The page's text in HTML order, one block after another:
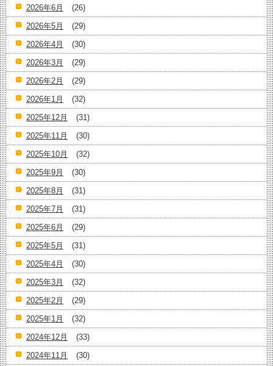
2026年6月
(26)
2026年5月
(29)
2026年4月
(30)
2026年3月
(29)
2026年2月
(29)
2026年1月
(32)
2025年12月
(31)
2025年11月
(30)
2025年10月
(32)
2025年9月
(30)
2025年8月
(31)
2025年7月
(31)
2025年6月
(29)
2025年5月
(31)
2025年4月
(30)
2025年3月
(32)
2025年2月
(29)
2025年1月
(32)
2024年12月
(33)
2024年11月
(30)